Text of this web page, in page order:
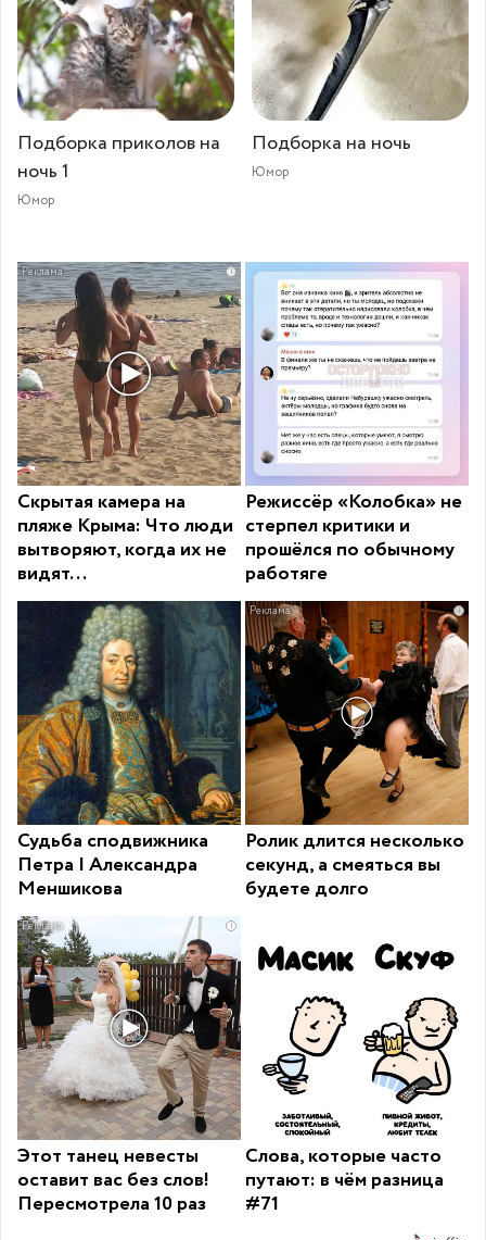
Подборка приколов на
ночь 1
Юмор
Подборка на ночь
Юмор
i
Скрытая камера на
пляже Крыма: Что люди
вытворяют, когда их не
видят...
Режиссёр «Колобка» не
стерпел критики и
прошёлся по обычному
работяге
Судьба сподвижника
Петра I Александра
Меншикова
i
Ролик длится несколько
секунд, а смеяться вы
будете долго
i
Этот танец невесты
оставит вас без слов!
Пересмотрела 10 раз
Слова, которые часто
путают: в чём разница
#71